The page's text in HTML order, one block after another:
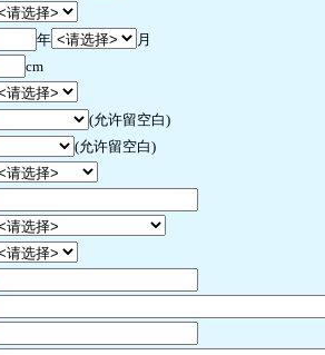
年
月
cm
(允许留空白)
(允许留空白)